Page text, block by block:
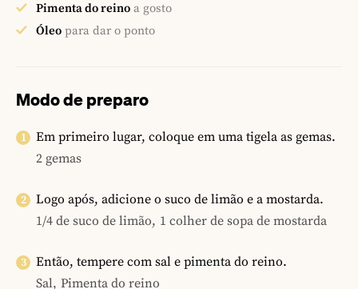
Pimenta do reino a gosto
Óleo para dar o ponto
Modo de preparo
Em primeiro lugar, coloque em uma tigela as gemas.
2 gemas
Logo após, adicione o suco de limão e a mostarda.
1/4 de suco de limão, 1 colher de sopa de mostarda
Então, tempere com sal e pimenta do reino.
Sal, Pimenta do reino